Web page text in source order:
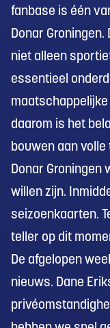
fanbase is één
Donar
niet alleen
essentieel
daarom is het
bouwen aan
Donar Groningen
willen zijn.
seizoenkaarten.
teller op dit
De afgelopen
nieuws. Dane